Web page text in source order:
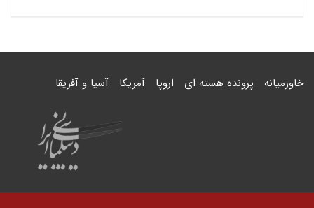
خاورمیانه پرونده هسته ای اروپا آمریکا آسیا و آفریقا